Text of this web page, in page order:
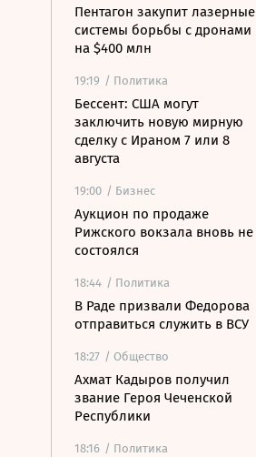
Пентагон закупит лазерные
системы борьбы с дронами
на $400 млн
19:19 / Политика
Бессент: США могут
заключить новую мирную
сделку с Ираном 7 или 8
августа
19:00 / Бизнес
Аукцион по продаже
Рижского вокзала вновь не
состоялся
18:44 / Политика
В Раде призвали Федорова
отправиться служить в ВСУ
18:27 / Общество
Ахмат Кадыров получил
звание Героя Чеченской
Республики
18:16 / Политика